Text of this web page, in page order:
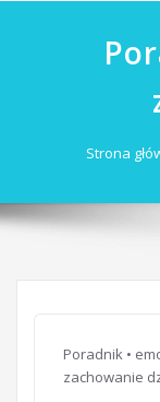
Strona
Poradnik •
zachowanie